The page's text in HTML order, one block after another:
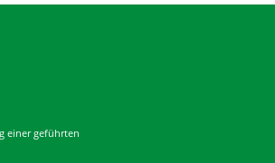
einer geführten